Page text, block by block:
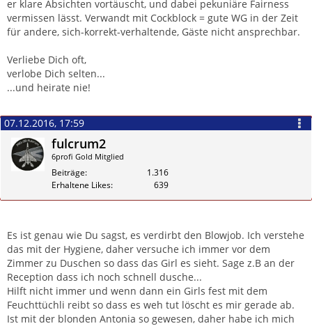
er klare Absichten vortäuscht, und dabei pekuniäre Fairness
vermissen lässt. Verwandt mit Cockblock = gute WG in der Zeit
für andere, sich-korrekt-verhaltende, Gäste nicht ansprechbar.
Verliebe Dich oft,
verlobe Dich selten...
...und heirate nie!
07.12.2016, 17:59
fulcrum2
6profi Gold Mitglied
Beiträge
1.316
Erhaltene Likes
639
Es ist genau wie Du sagst, es verdirbt den Blowjob. Ich verstehe
das mit der Hygiene, daher versuche ich immer vor dem
Zimmer zu Duschen so dass das Girl es sieht. Sage z.B an der
Reception dass ich noch schnell dusche...
Hilft nicht immer und wenn dann ein Girls fest mit dem
Feuchttüchli reibt so dass es weh tut löscht es mir gerade ab.
Ist mit der blonden Antonia so gewesen, daher habe ich mich
Zitieren